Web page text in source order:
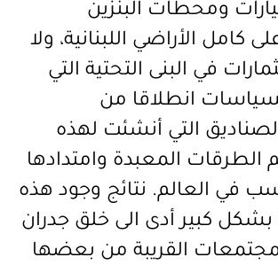
ومحطات البنزين
كامل الأراضي اللبنانية، ولا
في البنى التحتية التي
انطلاقا من
التي أنشئت لهذه
الطرقات المعبدة وامتدادها
في العالم. نتائج وجود هذه
بشكل كبير أدى الى خلق جدران
القريبة من بعضها